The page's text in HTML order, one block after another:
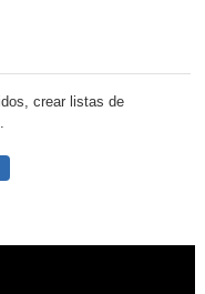
crear listas de